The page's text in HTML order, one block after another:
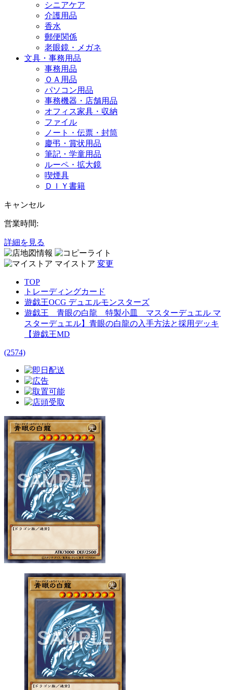
シニアケア
介護用品
香水
郵便関係
老眼鏡・メガネ
文具・事務用品
事務用品
ＯＡ用品
パソコン用品
事務機器・店舗用品
オフィス家具・収納
ファイル
ノート・伝票・封筒
慶弔・賞状用品
筆記・学童用品
ルーペ・拡大鏡
喫煙具
ＤＩＹ書籍
キャンセル
営業時間:
詳細を見る
マイストア 変更
TOP
トレーディングカード
遊戯王OCG デュエルモンスターズ
遊戯王 青眼の白龍 特製小皿 マスターデュエル マ
スターデュエル】青眼の白龍の入手方法と採用デッキ
【遊戯王MD
(2574)